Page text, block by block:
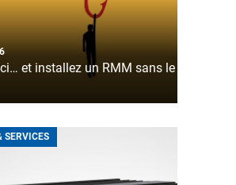
et installez un RMM sans le
SERVICES